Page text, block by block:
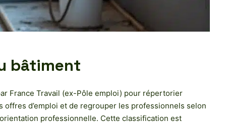
bâtiment
France Travail (ex-Pôle emploi) pour répertorier
d’emploi et de regrouper les professionnels selon
professionnelle. Cette classification est